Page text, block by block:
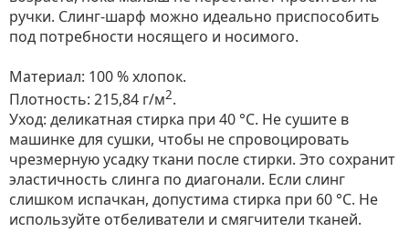
ручки. Слинг-шарф можно идеально приспособить
под потребности носящего и носимого.
Материал: 100 % хлопок.
Плотность: 215,84 г/м2.
Уход: деликатная стирка при 40 °С. Не сушите в
машинке для сушки, чтобы не спровоцировать
чрезмерную усадку ткани после стирки. Это сохранит
эластичность слинга по диагонали. Если слинг
слишком испачкан, допустима стирка при 60 °C. Не
используйте отбеливатели и смягчители тканей.